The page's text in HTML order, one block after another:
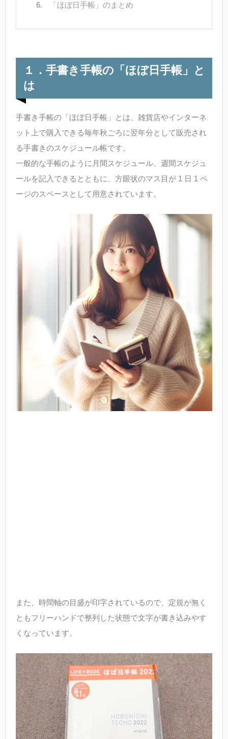
「ほぼ日手帳」のまとめ
１．手書き手帳の「ほぼ日手帳」と
は
手書き手帳の「ほぼ日手帳」とは、雑貨店やインターネ
ット上で購入できる毎年秋ごろに翌年分として販売され
る手書きのスケジュール帳です。
一般的な手帳のように月間スケジュール、週間スケジュ
ールを記入できるとともに、方眼状のマス目が 1 日 1 ペ
ージのスペースとして用意されています。
また、時間軸の目盛が印字されているので、定規が無く
ともフリーハンドで整列した状態で文字が書き込みやす
くなっています。